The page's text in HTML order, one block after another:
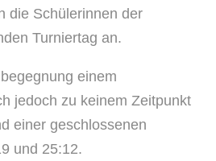
die Schülerinnen der
Turniertag an.
einem
jedoch zu keinem Zeitpunkt
einer geschlossenen
und 25:12.